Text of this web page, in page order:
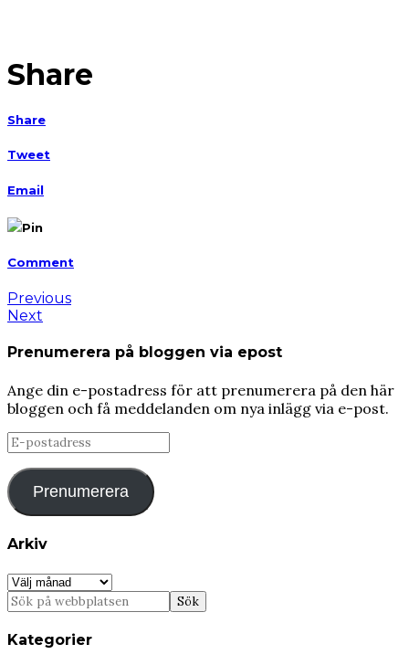
Share
Share
Tweet
Email
Pin
Comment
Previous
Next
Prenumerera på bloggen via epost
Ange din e-postadress för att prenumerera på den här
bloggen och få meddelanden om nya inlägg via e-post.
E-
postadress
Prenumerera
Arkiv
Arkiv
Kategorier